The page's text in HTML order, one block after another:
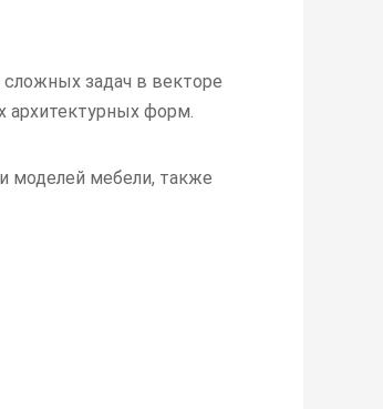
задач в векторе
архитектурных форм.
моделей мебели, также